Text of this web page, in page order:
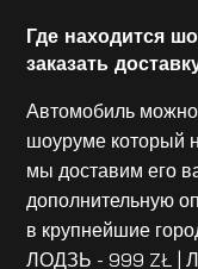
Где находится
заказать
Автомобиль
шоуруме который
мы доставим его
дополнительную
в крупнейшие
ЛОДЗЬ - 999 ZŁ |